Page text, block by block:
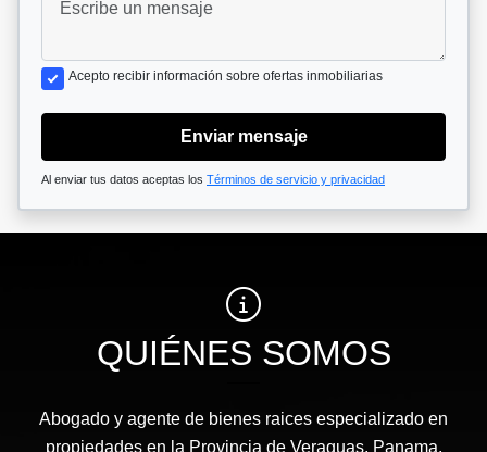
Acepto recibir información sobre ofertas inmobiliarias
Enviar mensaje
Al enviar tus datos aceptas los Términos de servicio y privacidad
QUIÉNES SOMOS
Abogado y agente de bienes raices especializado en
propiedades en la Provincia de Veraguas, Panama,